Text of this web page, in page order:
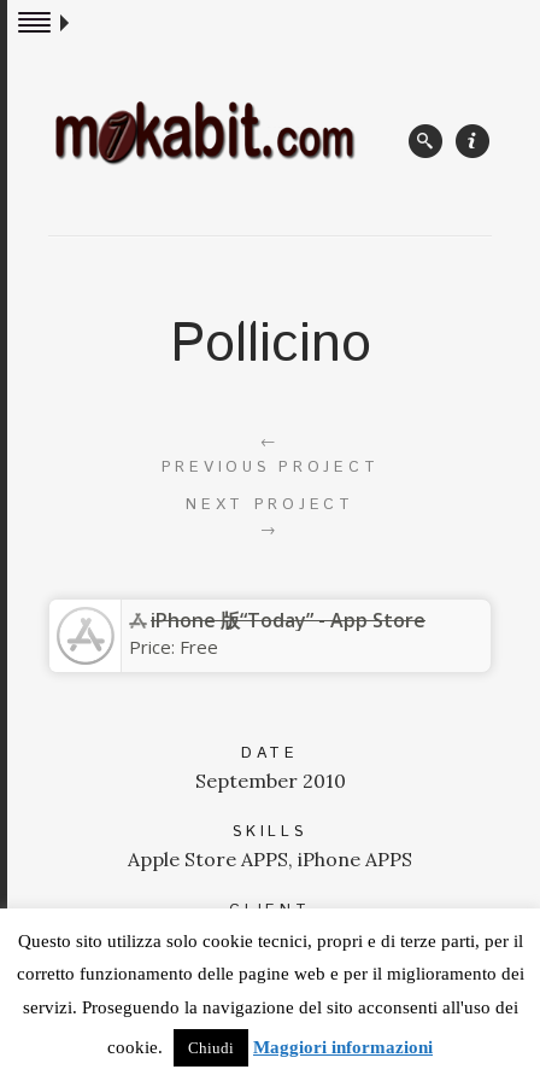
Pollicino
←
PREVIOUS PROJECT
NEXT PROJECT
→
iPhone 版“Today” - App Store
Price: Free
DATE
September 2010
SKILLS
Apple Store APPS, iPhone APPS
CLIENT
Apple Inc.
VISIT SITE
Questo sito utilizza solo cookie tecnici, propri e di terze parti, per il
corretto funzionamento delle pagine web e per il miglioramento dei
servizi. Proseguendo la navigazione del sito acconsenti all'uso dei
cookie. Chiudi Maggiori informazioni